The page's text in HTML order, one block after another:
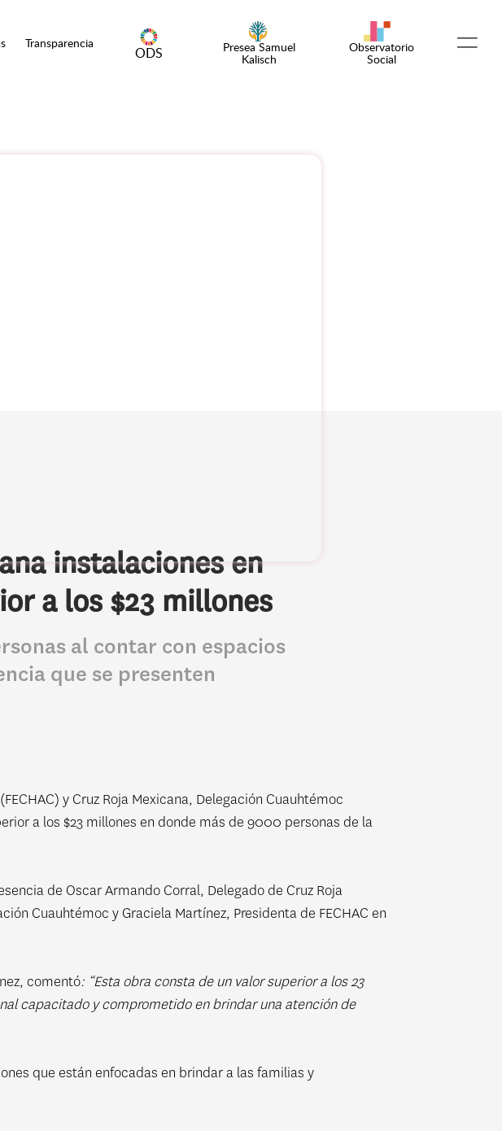
Transparencia
ODS
Presea Samuel
Kalisch
Observatorio
Social
instalaciones en
a los $23 millones
al contar con espacios
que se presenten
y Cruz Roja Mexicana, Delegación Cuauhtémoc
a los $23 millones en donde más de 9000 personas de la
de Oscar Armando Corral, Delegado de Cruz Roja
Cuauhtémoc y Graciela Martínez, Presidenta de FECHAC en
comentó: “Esta obra consta de un valor superior a los 23
capacitado y comprometido en brindar una atención de
que están enfocadas en brindar a las familias y